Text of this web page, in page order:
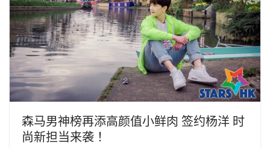
森马男神榜再添高颜值小鲜肉 签约杨洋 时
尚新担当来袭！